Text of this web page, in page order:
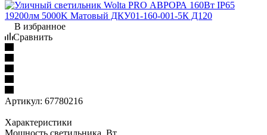
В избранное
Сравнить
Артикул: 67780216
Характеристики
Мощность светильника, Вт